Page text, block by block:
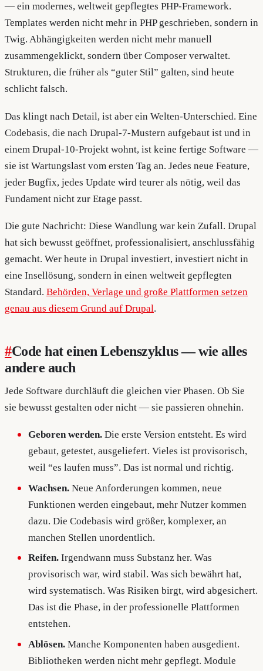
— ein modernes, weltweit gepflegtes PHP-Framework.
Templates werden nicht mehr in PHP geschrieben, sondern in
Twig. Abhängigkeiten werden nicht mehr manuell
zusammengeklickt, sondern über Composer verwaltet.
Strukturen, die früher als “guter Stil” galten, sind heute
schlicht falsch.
Das klingt nach Detail, ist aber ein Welten-Unterschied. Eine
Codebasis, die nach Drupal-7-Mustern aufgebaut ist und in
einem Drupal-10-Projekt wohnt, ist keine fertige Software —
sie ist Wartungslast vom ersten Tag an. Jedes neue Feature,
jeder Bugfix, jedes Update wird teurer als nötig, weil das
Fundament nicht zur Etage passt.
Die gute Nachricht: Diese Wandlung war kein Zufall. Drupal
hat sich bewusst geöffnet, professionalisiert, anschlussfähig
gemacht. Wer heute in Drupal investiert, investiert nicht in
eine Insellösung, sondern in einen weltweit gepflegten
Standard. Behörden, Verlage und große Plattformen setzen
genau aus diesem Grund auf Drupal.
#Code hat einen Lebenszyklus — wie alles
andere auch
Jede Software durchläuft die gleichen vier Phasen. Ob Sie
sie bewusst gestalten oder nicht — sie passieren ohnehin.
Geboren werden. Die erste Version entsteht. Es wird
gebaut, getestet, ausgeliefert. Vieles ist provisorisch,
weil “es laufen muss”. Das ist normal und richtig.
Wachsen. Neue Anforderungen kommen, neue
Funktionen werden eingebaut, mehr Nutzer kommen
dazu. Die Codebasis wird größer, komplexer, an
manchen Stellen unordentlich.
Reifen. Irgendwann muss Substanz her. Was
provisorisch war, wird stabil. Was sich bewährt hat,
wird systematisch. Was Risiken birgt, wird abgesichert.
Das ist die Phase, in der professionelle Plattformen
entstehen.
Ablösen. Manche Komponenten haben ausgedient.
Bibliotheken werden nicht mehr gepflegt. Module